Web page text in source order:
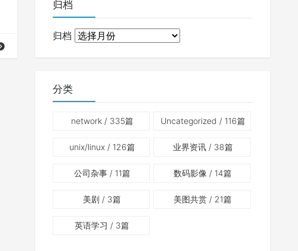
归档
归档
分类
network/ 335篇 Uncategorized / 116篇
unix/linux/ 126篇 业界资讯/ 38篇
公司杂事/ 11篇 数码影像 / 14篇
美剧 / 3篇 美图共赏 / 21篇
英语学习 / 3篇